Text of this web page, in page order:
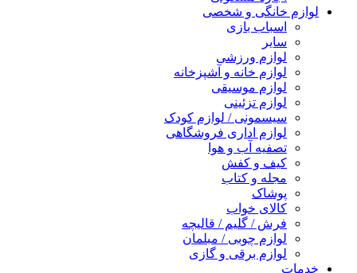
لوازم خانگی و شخصی
اسباب بازی
سایر
لوازم ورزشی
لوازم خانه و آشپزخانه
لوازم موسیقی
لوازم تزئینی
سیسمونی / لوازم کودک
لوازم اداری فروشگاهی
تصفیه آب و هوا
کیف و کفش
مجله و کتاب
پوشاک
کالای خواب
فرش / گلیم / قالیچه
لوازم چوبی / مبلمان
لوازم برقی و گازی
خدمات